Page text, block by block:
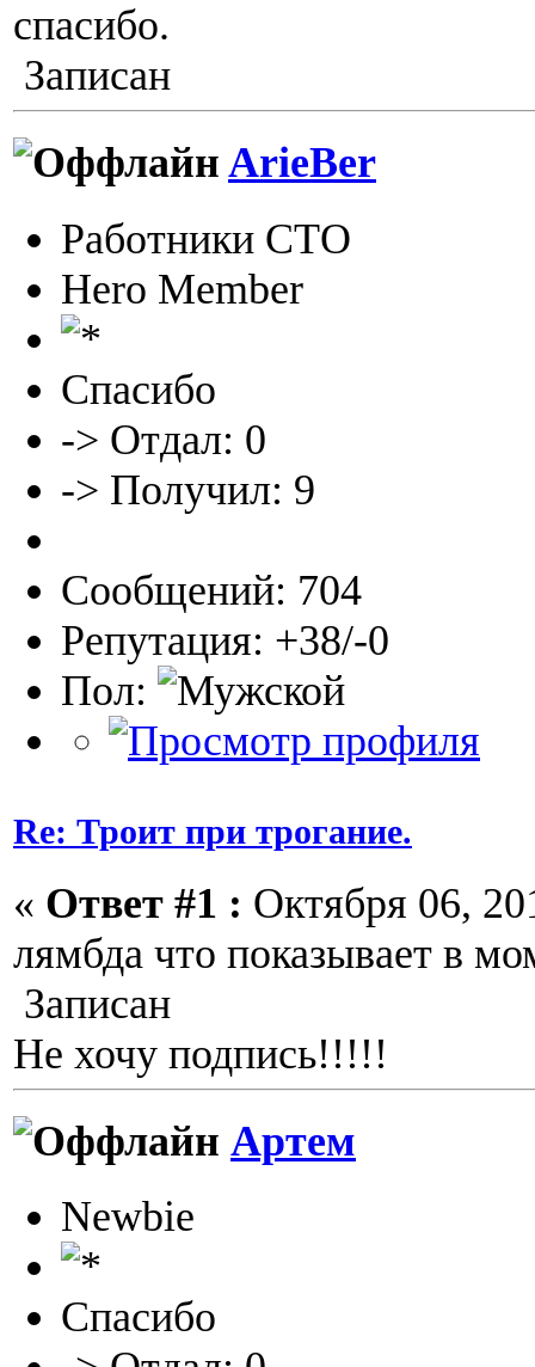
спасибо.
Записан
ArieBer
Работники СТО
Hero Member
Спасибо
-> Отдал: 0
-> Получил: 9
Сообщений: 704
Репутация: +38/-0
Пол:
Re: Троит при трогание.
« Ответ #1 : Октября 06,
лямбда что показывает в
Записан
Не хочу подпись!!!!!
Артем
Newbie
Спасибо